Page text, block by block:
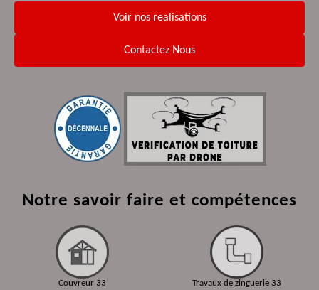
Voir nos realisations
Contactez Nous
Notre savoir faire et compétences
Couvreur 33 Travaux de zinguerie 33